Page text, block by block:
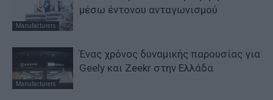
Manufacturers
μέσω έντονου ανταγωνισμού
Manufacturers
Ένας χρόνος δυναμικής παρουσίας για
Geely και Zeekr στην Ελλάδα